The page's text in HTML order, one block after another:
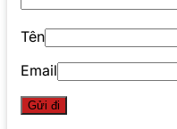
Tên
Email